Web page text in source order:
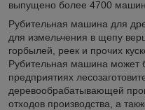
выпущено более 4700
Рубительная машина для
для измельчения в щепу
горбылей, реек и прочих
Рубительная машина может
предприятиях
деревообрабатывающей
отходов производства, а